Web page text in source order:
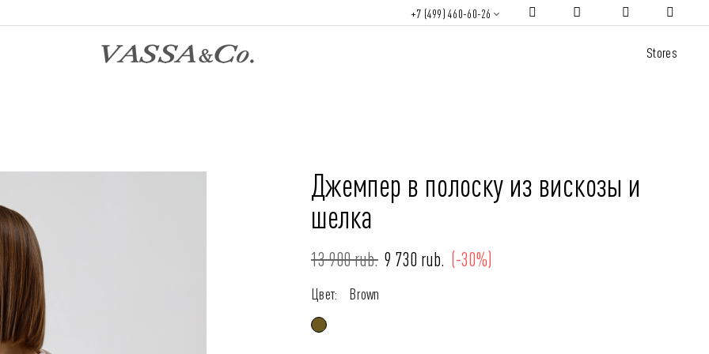
+7 (499) 460-60-26
Stores
Джемпер в полоску из вискозы и
шелка
13 900 rub. 9 730 rub. (-30%)
Цвет: Brown